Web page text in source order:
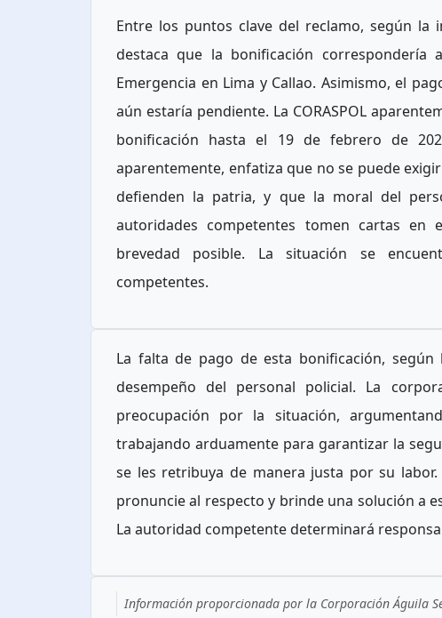
Entre los puntos clave del reclamo, según la
destaca que la bonificación correspondería
Emergencia en Lima y Callao. Asimismo, el
aún estaría pendiente. La CORASPOL
bonificación hasta el 19 de febrero de
aparentemente, enfatiza que no se puede
defienden la patria, y que la moral del
autoridades competentes tomen cartas
brevedad posible. La situación se
competentes.
La falta de pago de esta bonificación, según
desempeño del personal policial. La
preocupación por la situación,
trabajando arduamente para garantizar la
se les retribuya de manera justa por su
pronuncie al respecto y brinde una solución a
La autoridad competente determinará
Información proporcionada por la Corporación Águila